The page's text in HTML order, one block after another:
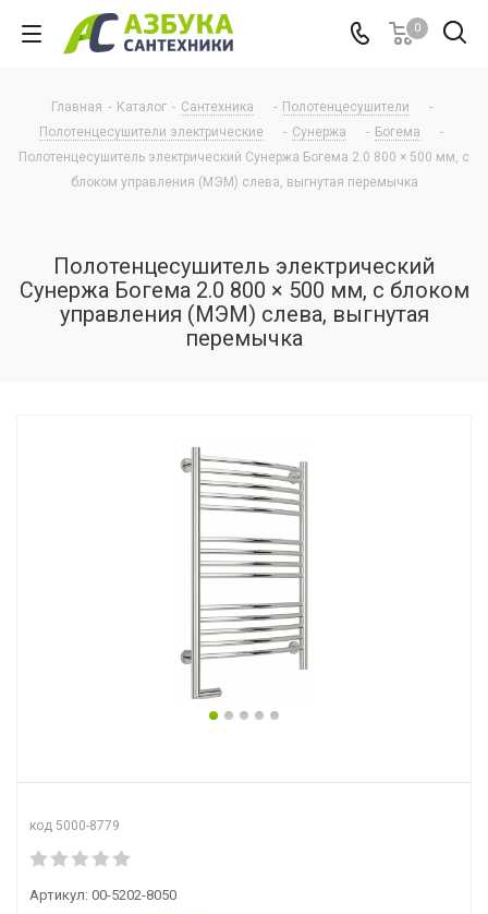
0
Главная - Каталог - Сантехника - Полотенцесушители
-
Полотенцесушители электрические
- Сунержа - Богема
-
Полотенцесушитель электрический Сунержа Богема 2.0 800 × 500 мм, с
блоком управления (МЭМ) слева, выгнутая перемычка
Полотенцесушитель электрический
Сунержа Богема 2.0 800 × 500 мм, с блоком
управления (МЭМ) слева, выгнутая
перемычка
код 5000-8779
Артикул: 00-5202-8050